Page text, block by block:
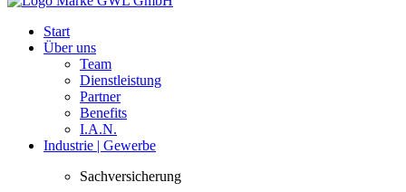
Start
Über uns
Team
Dienstleistung
Partner
Benefits
I.A.N.
Industrie | Gewerbe
Sachversicherung